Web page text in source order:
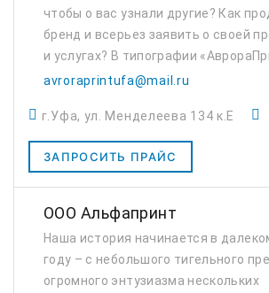
чтобы о вас узнали другие? Как
бренд и всерьез заявить о своей
и услугах? В типографии
есть ответы на эти вопросы. Мы
avroraprintufa@mail.ru
г.Уфа, ул. Менделеева 134 к.Е
ЗАПРОСИТЬ ПРАЙС
ООО Альфапринт
Наша история начинается в
году – с небольшого тигельного
огромного энтузиазма нескольких